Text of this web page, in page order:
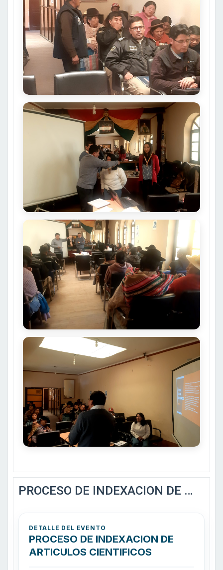
PROCESO DE INDEXACION DE ARTICULOS CIENTIFICOS
DETALLE DEL EVENTO
PROCESO DE INDEXACION DE
ARTICULOS CIENTIFICOS